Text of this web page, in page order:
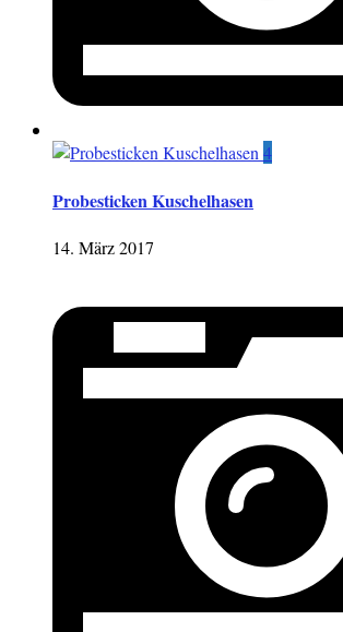
4
Probesticken Kuschelhasen
14. März 2017